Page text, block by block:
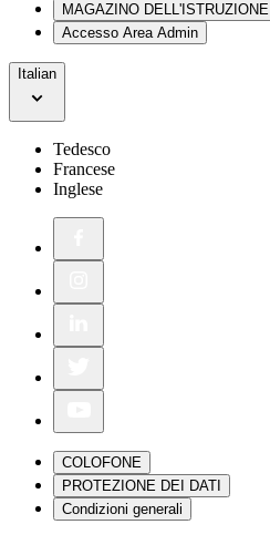
MAGAZINO DELL'ISTRUZIONE
Accesso Area Admin
Italian
Tedesco
Francese
Inglese
COLOFONE
PROTEZIONE DEI DATI
Condizioni generali